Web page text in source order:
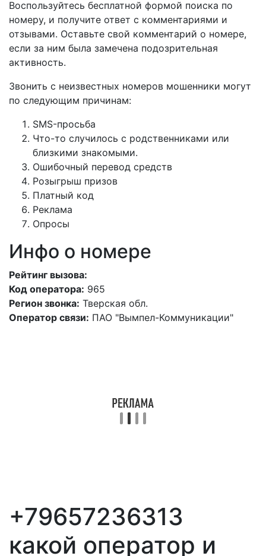
Воспользуйтесь бесплатной формой поиска по
номеру, и получите ответ с комментариями и
отзывами. Оставьте свой комментарий о номере,
если за ним была замечена подозрительная
активность.
Звонить с неизвестных номеров мошенники могут
по следующим причинам:
SMS-просьба
Что-то случилось с родственниками или
близкими знакомыми.
Ошибочный перевод средств
Розыгрыш призов
Платный код
Реклама
Опросы
Инфо о номере
Рейтинг вызова:
Код оператора: 965
Регион звонка: Тверская обл.
Оператор связи: ПАО "Вымпел-Коммуникации"
+79657236313
какой оператор и